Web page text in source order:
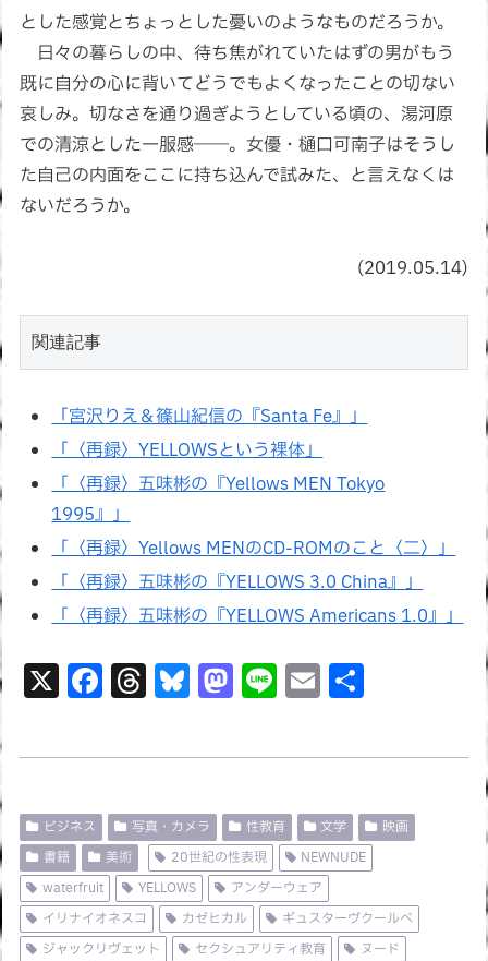
とした感覚とちょっとした憂いのようなものだろうか。
日々の暮らしの中、待ち焦がれていたはずの男がもう
既に自分の心に背いてどうでもよくなったことの切ない
哀しみ。切なさを通り過ぎようとしている頃の、湯河原
での清涼とした一服感――。女優・樋口可南子はそうし
た自己の内面をここに持ち込んで試みた、と言えなくは
ないだろうか。
(2019.05.14)
関連記事
「宮沢りえ＆篠山紀信の『Santa Fe』」
「〈再録〉YELLOWSという裸体」
「〈再録〉五味彬の『Yellows MEN Tokyo
1995』」
「〈再録〉Yellows MENのCD-ROMのこと〈二〉」
「〈再録〉五味彬の『YELLOWS 3.0 China』」
「〈再録〉五味彬の『YELLOWS Americans 1.0』」
X F
a
c
b
o
o
k
T
hr
e
d
s
Bl
u
e
k
y
M
a
st
d
o
n
Li
n
e
E
m
ai
ビジネス 写真・カメラ 性教育 文学
映画
書籍
美術 20世紀の性表現
NEWNUDE
waterfruit
YELLOWS
アンダーウェア
イリナイオネスコ
カゼヒカル
ギュスターヴクールベ
ジャックリヴェット
セクシュアリティ教育
ヌード